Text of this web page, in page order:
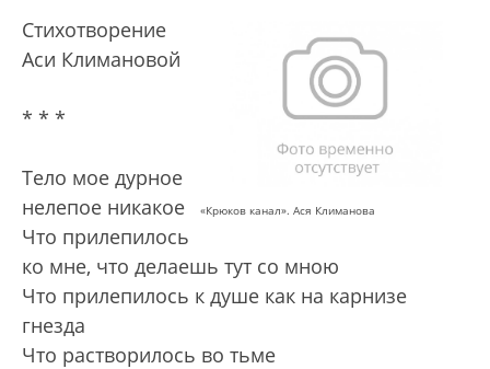
«Крюков канал». Ася Климанова
Стихотворение
Аси Климановой
* * *
Тело мое дурное
нелепое никакое
Что прилепилось
ко мне, что делаешь тут со мною
Что прилепилось к душе как на карнизе
гнезда
Что растворилось во тьме